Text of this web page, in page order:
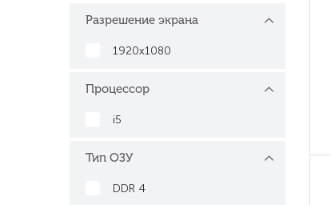
Разрешение экрана
1920x1080
Процессор
i5
Тип ОЗУ
DDR 4